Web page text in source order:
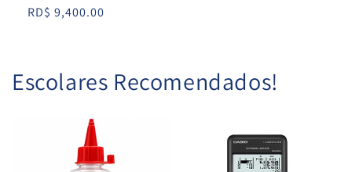
habitual
de
RD$ 9,400.00
Escolares Recomendados!